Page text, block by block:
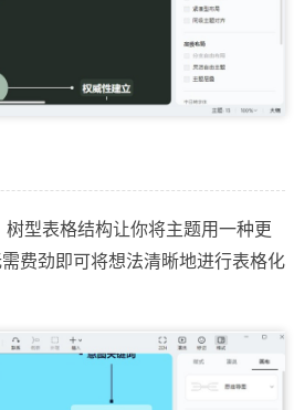
型表格结构让你将主题用一种更
费劲即可将想法清晰地进行表格化